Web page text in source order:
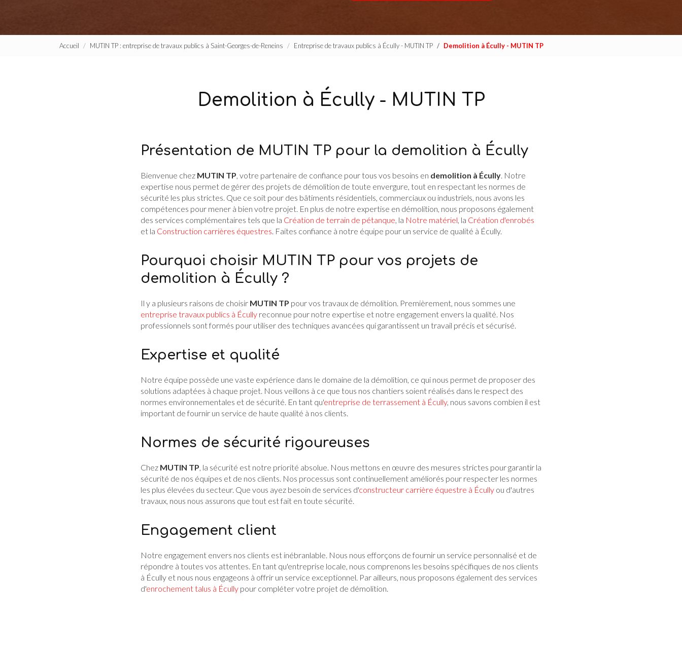
Accueil MUTIN TP : entreprise de travaux publics à Saint-Georges-de-Reneins Entreprise de travaux publics à Écully - MUTIN TP Demolition à Écully - MUTIN TP
Demolition à Écully - MUTIN TP
Présentation de MUTIN TP pour la demolition à Écully
Bienvenue chez MUTIN TP, votre partenaire de confiance pour tous vos besoins en demolition à Écully. Notre
expertise nous permet de gérer des projets de démolition de toute envergure, tout en respectant les normes de
sécurité les plus strictes. Que ce soit pour des bâtiments résidentiels, commerciaux ou industriels, nous avons les
compétences pour mener à bien votre projet. En plus de notre expertise en démolition, nous proposons également
des services complémentaires tels que la Création de terrain de pétanque, la Notre matériel, la Création d'enrobés
et la Construction carrières équestres. Faites confiance à notre équipe pour un service de qualité à Écully.
Pourquoi choisir MUTIN TP pour vos projets de
demolition à Écully ?
Il y a plusieurs raisons de choisir MUTIN TP pour vos travaux de démolition. Premièrement, nous sommes une
entreprise travaux publics à Écully reconnue pour notre expertise et notre engagement envers la qualité. Nos
professionnels sont formés pour utiliser des techniques avancées qui garantissent un travail précis et sécurisé.
Expertise et qualité
Notre équipe possède une vaste expérience dans le domaine de la démolition, ce qui nous permet de proposer des
solutions adaptées à chaque projet. Nous veillons à ce que tous nos chantiers soient réalisés dans le respect des
normes environnementales et de sécurité. En tant qu'entreprise de terrassement à Écully, nous savons combien il est
important de fournir un service de haute qualité à nos clients.
Normes de sécurité rigoureuses
Chez MUTIN TP, la sécurité est notre priorité absolue. Nous mettons en œuvre des mesures strictes pour garantir la
sécurité de nos équipes et de nos clients. Nos processus sont continuellement améliorés pour respecter les normes
les plus élevées du secteur. Que vous ayez besoin de services d'constructeur carrière équestre à Écully ou d'autres
travaux, nous nous assurons que tout est fait en toute sécurité.
Engagement client
Notre engagement envers nos clients est inébranlable. Nous nous efforçons de fournir un service personnalisé et de
répondre à toutes vos attentes. En tant qu'entreprise locale, nous comprenons les besoins spécifiques de nos clients
à Écully et nous nous engageons à offrir un service exceptionnel. Par ailleurs, nous proposons également des services
d'enrochement talus à Écully pour compléter votre projet de démolition.